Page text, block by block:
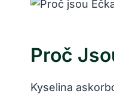
Proč
Kyselina